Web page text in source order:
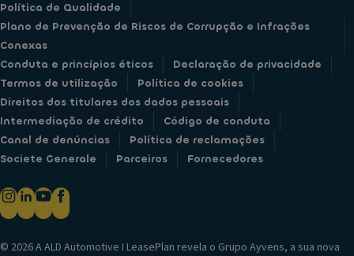
Política de Qualidade
Plano de Prevenção de Riscos de Corrupção e Infrações
Conexas
Conduta e princípios éticos
Declaração de privacidade
Termos de utilização
Política de cookies
Direitos dos titulares dos dados pessoais
Intermediação de crédito
Código de conduta
Canal de denúncias
Política de reclamações
Societe Generale
Parceiros Fornecedores
© 2026 A ALD Automotive I LeasePlan revela o Grupo Ayvens, a sua nova